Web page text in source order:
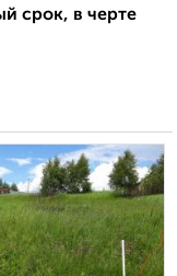
срок, в черте